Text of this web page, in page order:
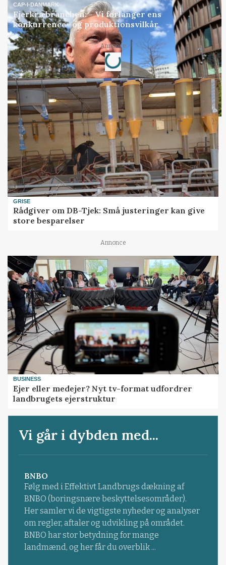
CAP-I-DANMARK
Fjerkræbranchen: - Vi forlanger ens
konkurrence- og produktionsvilkår
Annonce
Loading...
GRISE
Rådgiver om DB-Tjek: Små justeringer kan give
store besparelser
Annonce
BUSINESS
Ejer eller medejer? Nyt tv-format udfordrer
landbrugets ejerstruktur
Vi går i dybden med...
BNBO
Følg med i Effektivt Landbrugs dækning af
BNBO (boringsnære beskyttelsesområder).
Her samler vi de vigtigste nyheder og analyser
om regler, aftaler og udvikling på området.
BNBO har stor betydning for mange
landmænd, og her får du overblik ...